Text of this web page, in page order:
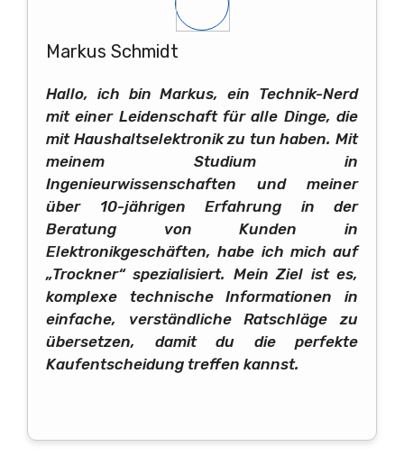
Markus Schmidt
Hallo, ich bin Markus, ein Technik-Nerd
mit einer Leidenschaft für alle Dinge, die
mit Haushaltselektronik zu tun haben. Mit
meinem Studium in
Ingenieurwissenschaften und meiner
über 10-jährigen Erfahrung in der
Beratung von Kunden in
Elektronikgeschäften, habe ich mich auf
„Trockner“ spezialisiert. Mein Ziel ist es,
komplexe technische Informationen in
einfache, verständliche Ratschläge zu
übersetzen, damit du die perfekte
Kaufentscheidung treffen kannst.